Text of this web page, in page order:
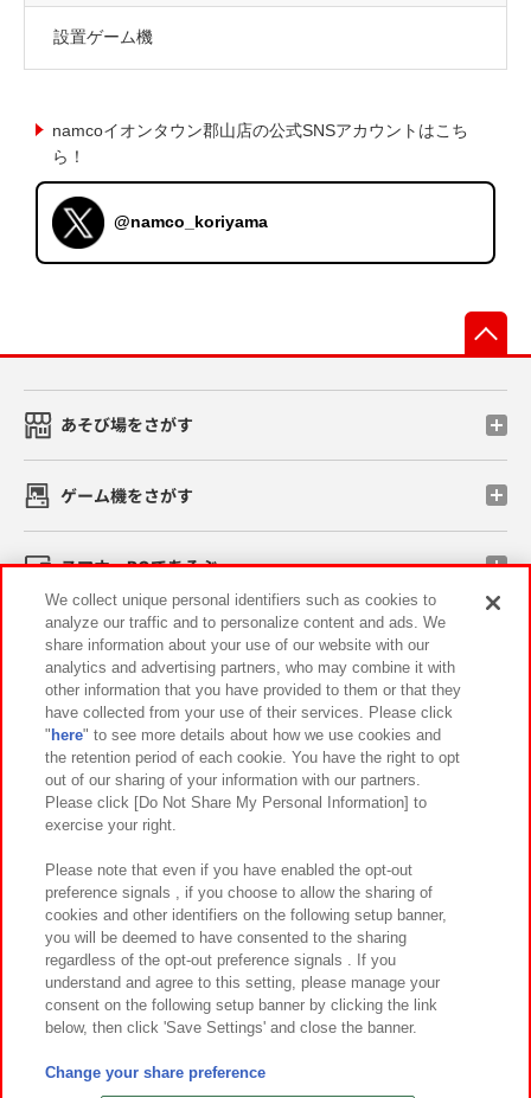
設置ゲーム機
namcoイオンタウン郡山店の公式SNSアカウントはこち
ら！
@namco_koriyama
あそび場をさがす
ゲーム機をさがす
スマホ・PCであそぶ
イベント・キャンペーン
関連会社 サステナビリティ サイトポリシー
プライバシーポリシー ウェブアクセシビリティ方針と検証結果
お取引先さまとともに
カスタマーハラスメント対応方針 よくあるご質問・お問い合わせ
©Bandai Namco Amusement Inc.
©Bandai Namco Amusement Lab Inc.
We collect unique personal identifiers such as cookies to
analyze our traffic and to personalize content and ads. We
share information about your use of our website with our
analytics and advertising partners, who may combine it with
other information that you have provided to them or that they
have collected from your use of their services. Please click
" here" to see more details about how we use cookies and
the retention period of each cookie. You have the right to opt
out of our sharing of your information with our partners.
Please click [Do Not Share My Personal Information] to
exercise your right.
Please note that even if you have enabled the opt-out
preference signals , if you choose to allow the sharing of
cookies and other identifiers on the following setup banner,
you will be deemed to have consented to the sharing
regardless of the opt-out preference signals . If you
understand and agree to this setting, please manage your
consent on the following setup banner by clicking the link
below, then click 'Save Settings' and close the banner.
Change your share preference